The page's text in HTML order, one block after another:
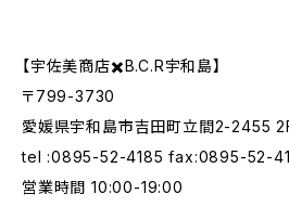
【宇佐美商店✖️B.C.R宇和島】
〒799-3730
愛媛県宇和島市吉田町立間2-2455
tel :0895-52-4185 fax:0895-52-
営業時間 10:00-19:00